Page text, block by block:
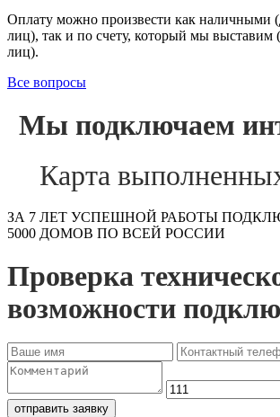
Оплату можно произвести как наличными
лиц), так и по счету, который мы выставим
лиц).
Все вопросы
Мы подключаем
Карта
ЗА 7 ЛЕТ УСПЕШНОЙ РАБОТЫ
5000 ДОМОВ ПО ВСЕЙ РОССИИ
Проверка
возможности
отправить заявку